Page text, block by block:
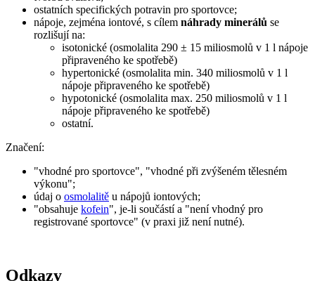
ostatních specifických potravin pro sportovce;
nápoje, zejména iontové, s cílem náhrady minerálů se
rozlišují na:
isotonické (osmolalita 290 ± 15 miliosmolů v 1 l nápoje
připraveného ke spotřebě)
hypertonické (osmolalita min. 340 miliosmolů v 1 l
nápoje připraveného ke spotřebě)
hypotonické (osmolalita max. 250 miliosmolů v 1 l
nápoje připraveného ke spotřebě)
ostatní.
Značení:
"vhodné pro sportovce", "vhodné při zvýšeném tělesném
výkonu";
údaj o osmolalitě u nápojů iontových;
"obsahuje kofein", je-li součástí a "není vhodný pro
registrované sportovce" (v praxi již není nutné).
Odkazy